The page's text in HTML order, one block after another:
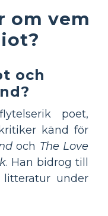
om vem
och
poet,
känd för
och The Love
. Han bidrog till
under